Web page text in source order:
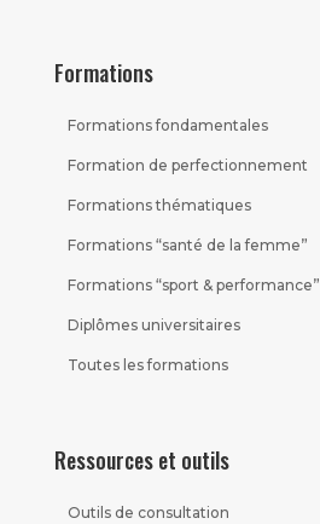
Formations
Formations fondamentales
Formation de perfectionnement
Formations thématiques
Formations “santé de la femme”
Formations “sport & performance”
Diplômes universitaires
Toutes les formations
Ressources et outils
Outils de consultation